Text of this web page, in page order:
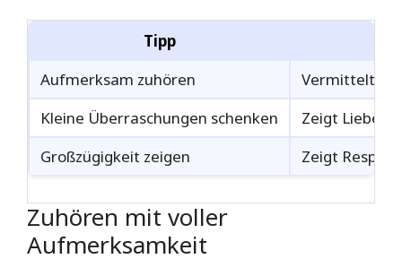
Tipp
Aufmerksam zuhören
Vermittelt
Kleine Überraschungen schenken
Zeigt Liebe
Großzügigkeit zeigen
Zeigt
Zuhören mit voller
Aufmerksamkeit